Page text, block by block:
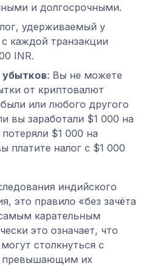
и долгосрочными.
удерживаемый у
каждой транзакции
INR.
убытков: Вы не можете
от криптовалют
или любого другого
вы заработали $1 000 на
$1 000 на
платите налог с $1 000
индийского
это правило «без зачёта
карательным
это означает, что
столкнуться с
превышающим их